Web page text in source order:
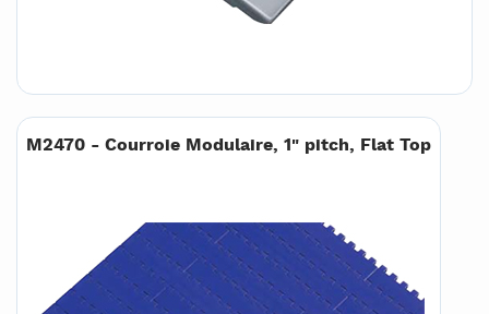
M2470 - Courroie Modulaire, 1" pitch, Flat Top